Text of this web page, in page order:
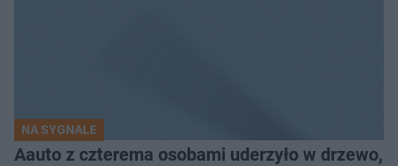
NA SYGNALE
Aauto z czterema osobami uderzyło w drzewo,